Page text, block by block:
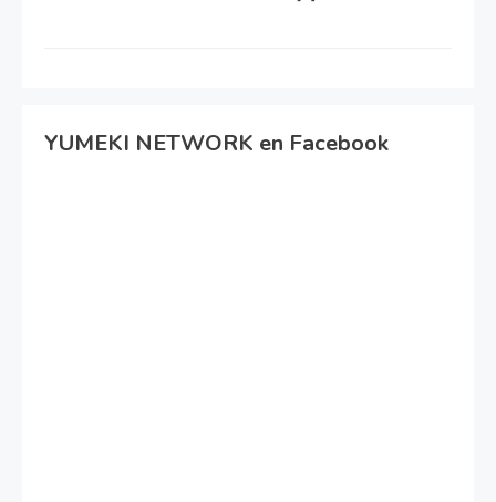
YUMEKI NETWORK en Facebook